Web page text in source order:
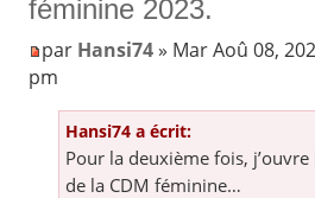
féminine 2023.
par Hansi74» Mar Aoû 08,
pm
Hansi74 a écrit:
Pour la deuxième fois, j’ouvre
de la CDM féminine…